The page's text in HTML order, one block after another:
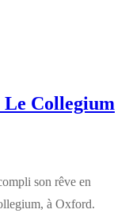
Le Collegium
son rêve en
à Oxford.